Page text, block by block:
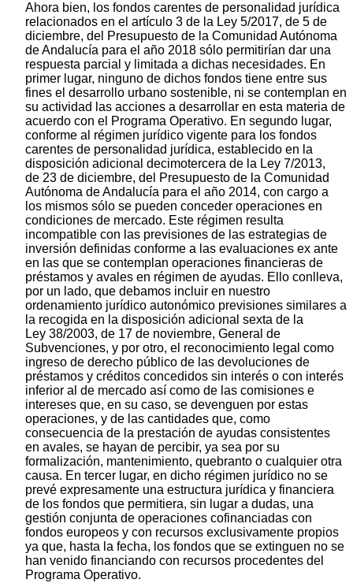
Ahora bien, los fondos carentes de personalidad jurídica
relacionados en el artículo 3 de la Ley 5/2017, de 5 de
diciembre, del Presupuesto de la Comunidad Autónoma
de Andalucía para el año 2018 sólo permitirían dar una
respuesta parcial y limitada a dichas necesidades. En
primer lugar, ninguno de dichos fondos tiene entre sus
fines el desarrollo urbano sostenible, ni se contemplan en
su actividad las acciones a desarrollar en esta materia de
acuerdo con el Programa Operativo. En segundo lugar,
conforme al régimen jurídico vigente para los fondos
carentes de personalidad jurídica, establecido en la
disposición adicional decimotercera de la Ley 7/2013,
de 23 de diciembre, del Presupuesto de la Comunidad
Autónoma de Andalucía para el año 2014, con cargo a
los mismos sólo se pueden conceder operaciones en
condiciones de mercado. Este régimen resulta
incompatible con las previsiones de las estrategias de
inversión definidas conforme a las evaluaciones ex ante
en las que se contemplan operaciones financieras de
préstamos y avales en régimen de ayudas. Ello conlleva,
por un lado, que debamos incluir en nuestro
ordenamiento jurídico autonómico previsiones similares a
la recogida en la disposición adicional sexta de la
Ley 38/2003, de 17 de noviembre, General de
Subvenciones, y por otro, el reconocimiento legal como
ingreso de derecho público de las devoluciones de
préstamos y créditos concedidos sin interés o con interés
inferior al de mercado así como de las comisiones e
intereses que, en su caso, se devenguen por estas
operaciones, y de las cantidades que, como
consecuencia de la prestación de ayudas consistentes
en avales, se hayan de percibir, ya sea por su
formalización, mantenimiento, quebranto o cualquier otra
causa. En tercer lugar, en dicho régimen jurídico no se
prevé expresamente una estructura jurídica y financiera
de los fondos que permitiera, sin lugar a dudas, una
gestión conjunta de operaciones cofinanciadas con
fondos europeos y con recursos exclusivamente propios
ya que, hasta la fecha, los fondos que se extinguen no se
han venido financiando con recursos procedentes del
Programa Operativo.